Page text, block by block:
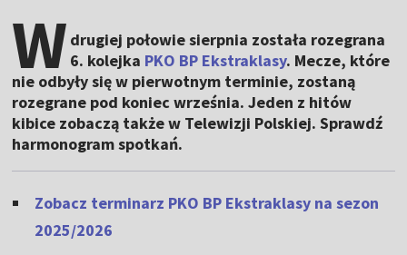
W drugiej połowie sierpnia została rozegrana
6. kolejka PKO BP Ekstraklasy. Mecze, które
nie odbyły się w pierwotnym terminie, zostaną
rozegrane pod koniec września. Jeden z hitów
kibice zobaczą także w Telewizji Polskiej. Sprawdź
harmonogram spotkań.
Zobacz terminarz PKO BP Ekstraklasy na sezon
2025/2026